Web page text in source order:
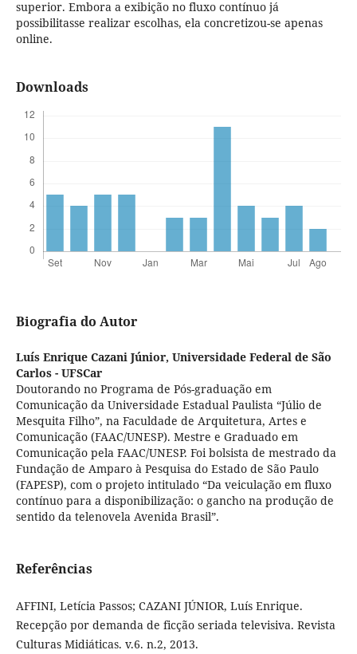
superior. Embora a exibição no fluxo contínuo já
possibilitasse realizar escolhas, ela concretizou-se apenas
online.
Downloads
Biografia do Autor
Luís Enrique Cazani Júnior, Universidade Federal de São
Carlos - UFSCar
Doutorando no Programa de Pós-graduação em
Comunicação da Universidade Estadual Paulista “Júlio de
Mesquita Filho”, na Faculdade de Arquitetura, Artes e
Comunicação (FAAC/UNESP). Mestre e Graduado em
Comunicação pela FAAC/UNESP. Foi bolsista de mestrado da
Fundação de Amparo à Pesquisa do Estado de São Paulo
(FAPESP), com o projeto intitulado “Da veiculação em fluxo
contínuo para a disponibilização: o gancho na produção de
sentido da telenovela Avenida Brasil”.
Referências
AFFINI, Letícia Passos; CAZANI JÚNIOR, Luís Enrique.
Recepção por demanda de ficção seriada televisiva. Revista
Culturas Midiáticas. v.6. n.2, 2013.